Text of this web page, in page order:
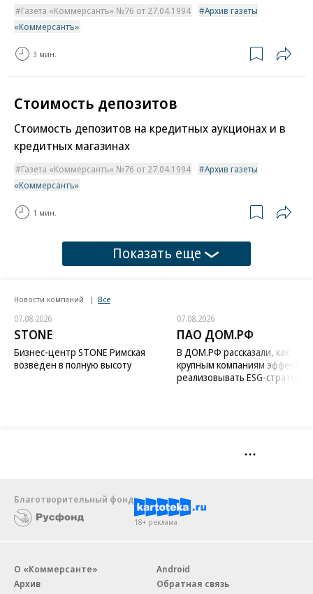
Газета «Коммерсантъ» №76 от 27.04.1994
Архив газеты
«Коммерсантъ»
3 мин.
Стоимость депозитов
Стоимость депозитов на кредитных аукционах и в
кредитных магазинах
Газета «Коммерсантъ» №76 от 27.04.1994
Архив газеты
«Коммерсантъ»
1 мин.
Показать еще
Новости компаний Все
07.08.2026
STONE
Бизнес-центр STONE Римская
возведен в полную высоту
07.08.2026
ПАО ДОМ.РФ
В ДОМ.РФ рассказали, как
крупным компаниям
реализовывать ESG-стратегию